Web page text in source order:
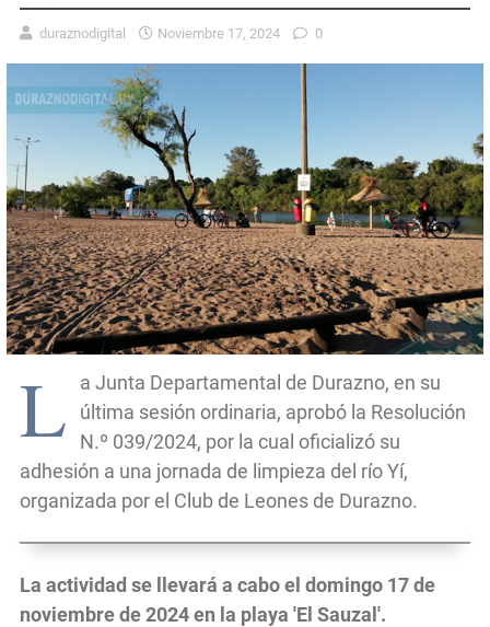
duraznodigital Noviembre 17, 2024 0
L
a Junta Departamental de Durazno, en su
última sesión ordinaria, aprobó la Resolución
N.º 039/2024, por la cual oficializó su
adhesión a una jornada de limpieza del río Yí,
organizada por el Club de Leones de Durazno.
La actividad se llevará a cabo el domingo 17 de
noviembre de 2024 en la playa 'El Sauzal'.